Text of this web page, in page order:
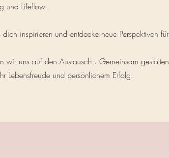
und Lifeflow.
inspirieren und entdecke neue Perspektiven für
wir uns auf den Austausch.. Gemeinsam gestalten
Lebensfreude und persönlichem Erfolg.